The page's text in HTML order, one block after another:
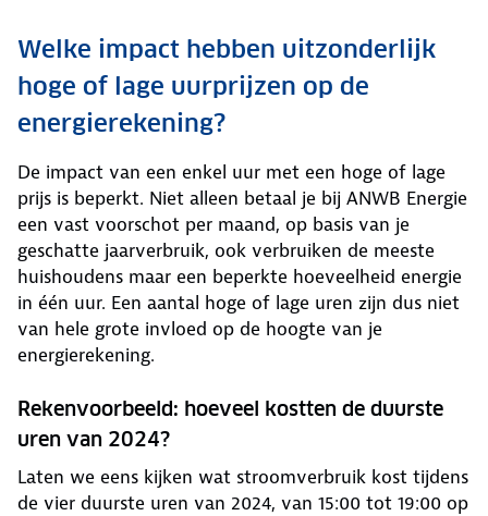
Welke impact hebben uitzonderlijk
hoge of lage uurprijzen op de
energierekening?
De impact van een enkel uur met een hoge of lage
prijs is beperkt. Niet alleen betaal je bij ANWB Energie
een vast voorschot per maand, op basis van je
geschatte jaarverbruik, ook verbruiken de meeste
huishoudens maar een beperkte hoeveelheid energie
in één uur. Een aantal hoge of lage uren zijn dus niet
van hele grote invloed op de hoogte van je
energierekening.
Rekenvoorbeeld: hoeveel kostten de duurste
uren van 2024?
Laten we eens kijken wat stroomverbruik kost tijdens
de vier duurste uren van 2024, van 15:00 tot 19:00 op